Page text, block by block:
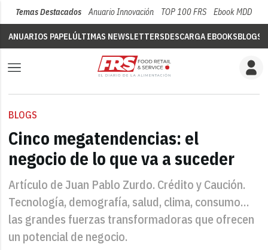
Temas Destacados Anuario Innovación TOP 100 FRS Ebook MDD
ANUARIOS PAPELÚLTIMAS NEWSLETTERSDESCARGA EBOOKSBLOGS
BLOGS
Cinco megatendencias: el
negocio de lo que va a suceder
Artículo de Juan Pablo Zurdo. Crédito y Caución.
Tecnología, demografía, salud, clima, consumo…
las grandes fuerzas transformadoras que ofrecen
un potencial de negocio.